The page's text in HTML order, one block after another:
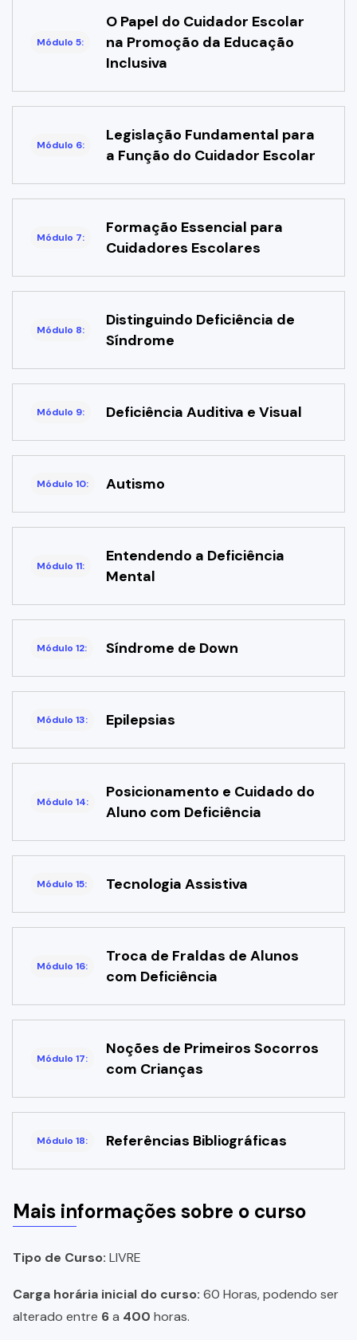
Módulo 5:
O Papel do Cuidador Escolar
na Promoção da Educação
Inclusiva
Módulo 6:
Legislação Fundamental para
a Função do Cuidador Escolar
Módulo 7:
Formação Essencial para
Cuidadores Escolares
Módulo 8:
Distinguindo Deficiência de
Síndrome
Módulo 9: Deficiência Auditiva e Visual
Módulo 10: Autismo
Módulo 11:
Entendendo a Deficiência
Mental
Módulo 12: Síndrome de Down
Módulo 13: Epilepsias
Módulo 14:
Posicionamento e Cuidado do
Aluno com Deficiência
Módulo 15: Tecnologia Assistiva
Módulo 16:
Troca de Fraldas de Alunos
com Deficiência
Módulo 17:
Noções de Primeiros Socorros
com Crianças
Módulo 18: Referências Bibliográficas
Mais informações sobre o curso
Tipo de Curso: LIVRE
Carga horária inicial do curso: 60 Horas, podendo ser
alterado entre 6a 400 horas.